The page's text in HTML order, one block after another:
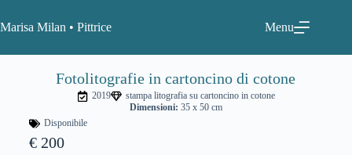
Marisa Milan • Pittrice Menu
Fotolitografie in cartoncino di cotone
2019
stampa litografia su cartoncino in cotone
Dimensioni: 35 x 50 cm
Disponibile
€ 200